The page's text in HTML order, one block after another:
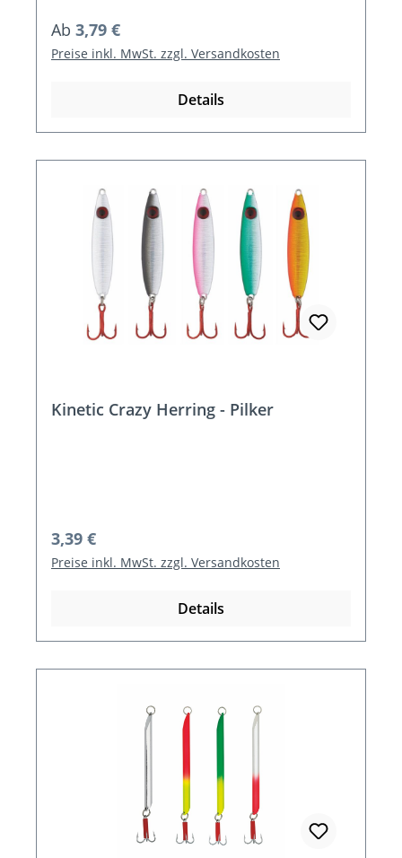
Regulärer Preis:
Ab 3,79 €
Preise inkl. MwSt. zzgl. Versandkosten
Details
Kinetic Crazy Herring - Pilker
Regulärer Preis:
3,39 €
Preise inkl. MwSt. zzgl. Versandkosten
Details